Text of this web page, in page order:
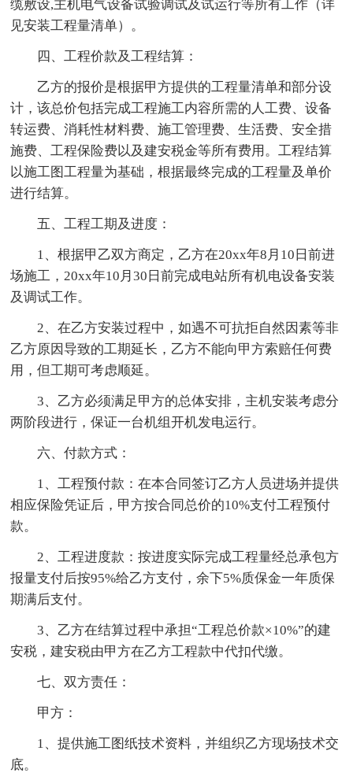
缆敷设,主机电气设备试验调试及试运行等所有工作（详
见安装工程量清单）。
四、工程价款及工程结算：
乙方的报价是根据甲方提供的工程量清单和部分设
计，该总价包括完成工程施工内容所需的人工费、设备
转运费、消耗性材料费、施工管理费、生活费、安全措
施费、工程保险费以及建安税金等所有费用。工程结算
以施工图工程量为基础，根据最终完成的工程量及单价
进行结算。
五、工程工期及进度：
1、根据甲乙双方商定，乙方在20xx年8月10日前进
场施工，20xx年10月30日前完成电站所有机电设备安装
及调试工作。
2、在乙方安装过程中，如遇不可抗拒自然因素等非
乙方原因导致的工期延长，乙方不能向甲方索赔任何费
用，但工期可考虑顺延。
3、乙方必须满足甲方的总体安排，主机安装考虑分
两阶段进行，保证一台机组开机发电运行。
六、付款方式：
1、工程预付款：在本合同签订乙方人员进场并提供
相应保险凭证后，甲方按合同总价的10%支付工程预付
款。
2、工程进度款：按进度实际完成工程量经总承包方
报量支付后按95%给乙方支付，余下5%质保金一年质保
期满后支付。
3、乙方在结算过程中承担“工程总价款×10%”的建
安税，建安税由甲方在乙方工程款中代扣代缴。
七、双方责任：
甲方：
1、提供施工图纸技术资料，并组织乙方现场技术交
底。